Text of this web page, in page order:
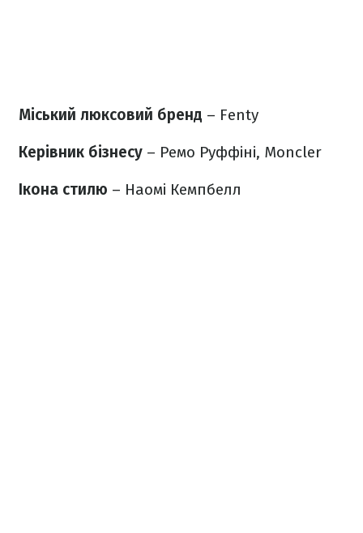
Міський люксовий бренд – Fenty
Керівник бізнесу – Ремо Руффіні, Moncler
Ікона стилю – Наомі Кемпбелл